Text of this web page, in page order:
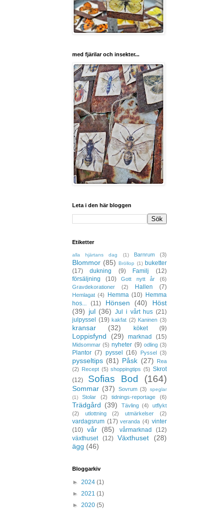
med fjärilar och insekter...
Leta i den här bloggen
Etiketter
alla hjärtans dag (1) Barnrum (3)
Blommor (85) Bröllop (1) buketter
(17)
dukning (9) Familj
(12)
försäljning
(10) Gott nytt år
(6)
Gravdekorationer
(2) Hallen (7)
Hemlagat (4) Hemma (10) Hemma
hos...
(11) Hönsen (40)
Höst
(39) jul (36) Jul i vårt hus (21)
julpyssel
(19) kakfat (2) Kaninen (3)
kransar (32) köket (9)
Loppisfynd (29) marknad (15)
Midsommar (5) nyheter (9) odling (3)
Plantor (7) pyssel (16) Pyssel (3)
pysseltips (81) Påsk (27)
Rea
(2) Recept (5) shoppingtips (5) Skrot
(12)
Sofias Bod (164)
Sommar (37) Sovrum (3)
speglar
(1)
Stolar (2) tidnings-reportage (6)
Trädgård (39) Tävling (4)
utflykt
(2)
utlottning (2) utmärkelser (2)
vardagsrum (17) veranda (4) vinter
(10) vår (85) vårmarknad
(12)
växthuset
(12) Växthuset
(28)
ägg (46)
Bloggarkiv
► 2024 (1)
► 2021 (1)
► 2020 (5)